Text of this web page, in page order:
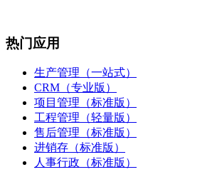
热门应用
生产管理（一站式）
CRM（专业版）
项目管理（标准版）
工程管理（轻量版）
售后管理（标准版）
进销存（标准版）
人事行政（标准版）